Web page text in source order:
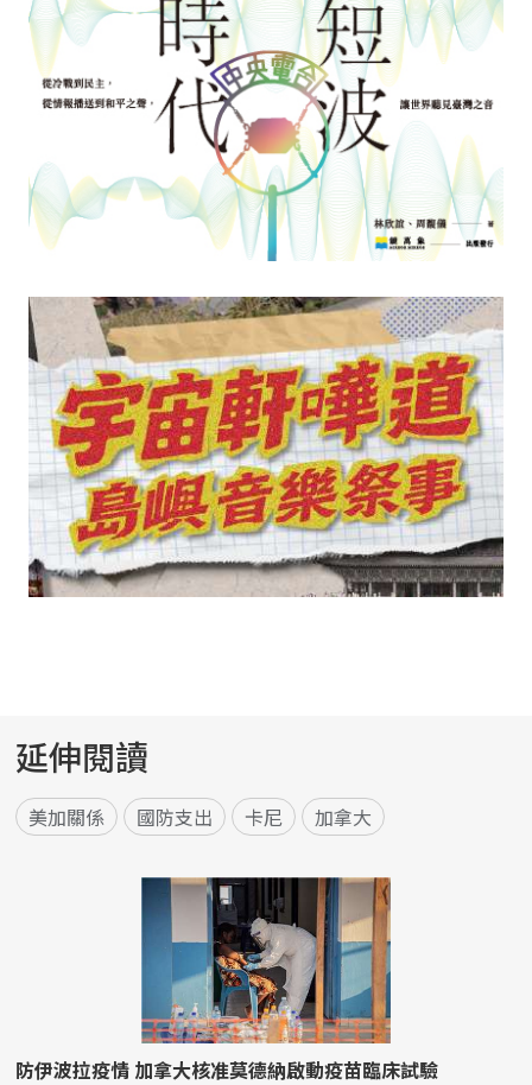
延伸閱讀
美加關係 國防支出 卡尼 加拿大
防伊波拉疫情 加拿大核准莫德納啟動疫苗臨床試驗